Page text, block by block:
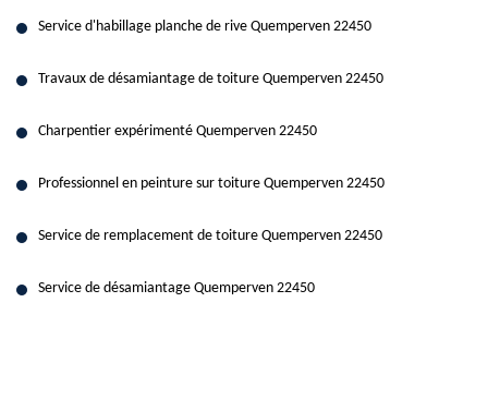
Service d'habillage planche de rive Quemperven 22450
Travaux de désamiantage de toiture Quemperven 22450
Charpentier expérimenté Quemperven 22450
Professionnel en peinture sur toiture Quemperven 22450
Service de remplacement de toiture Quemperven 22450
Service de désamiantage Quemperven 22450